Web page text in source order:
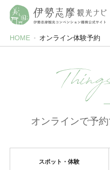
HOME オンライン体験予約
オンラインで予
スポット・体験